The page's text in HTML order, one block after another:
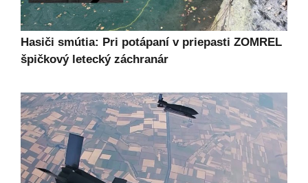
Hasiči smútia: Pri potápaní v priepasti ZOMREL
špičkový letecký záchranár